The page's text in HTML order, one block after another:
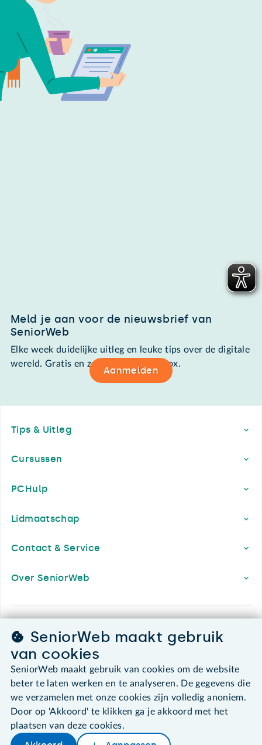
Meld je aan voor de nieuwsbrief van
SeniorWeb
Elke week duidelijke uitleg en leuke tips over de digitale
wereld. Gratis en zomaar in de mailbox.
Aanmelden
Tips & Uitleg
Cursussen
PCHulp
Lidmaatschap
Contact & Service
Over SeniorWeb
SeniorWeb.
De computerhulp voor u.
030 - 276 99 65
leden@seniorweb.nl
©2026 SeniorWeb
SeniorWeb maakt gebruik
van cookies
SeniorWeb maakt gebruik van cookies om de website
beter te laten werken en te analyseren. De gegevens die
we verzamelen met onze cookies zijn volledig anoniem.
Door op 'Akkoord' te klikken ga je akkoord met het
plaatsen van deze cookies.